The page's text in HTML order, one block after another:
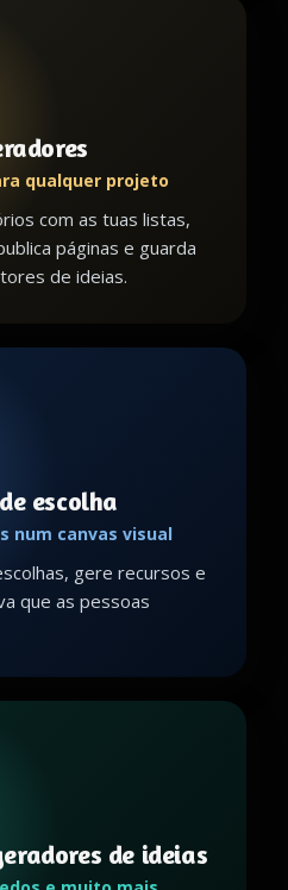
qualquer projeto
com as tuas listas,
páginas e guarda
de ideias.
escolha
num canvas visual
gere recursos e
que as pessoas
de ideias